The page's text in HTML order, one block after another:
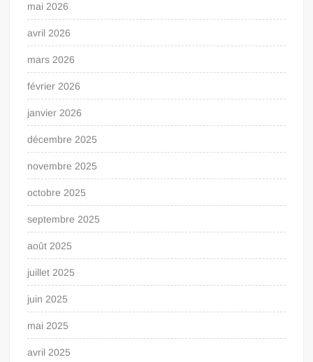
mai 2026
avril 2026
mars 2026
février 2026
janvier 2026
décembre 2025
novembre 2025
octobre 2025
septembre 2025
août 2025
juillet 2025
juin 2025
mai 2025
avril 2025